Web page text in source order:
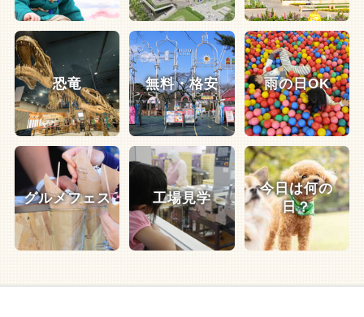
恐竜 無料・格安 雨の日OK
グルメフェス 工場見学
今日は何の
日？